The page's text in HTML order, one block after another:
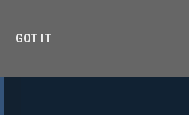
GOT IT